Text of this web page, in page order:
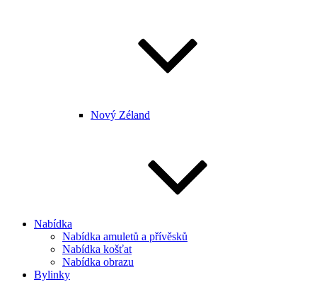
Nový Zéland
Nabídka
Nabídka amuletů a přívěsků
Nabídka košťat
Nabídka obrazu
Bylinky